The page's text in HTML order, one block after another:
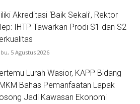
Akreditasi ‘Baik Sekali’, Rektor
IHTP Tawarkan Prodi S1 dan S2
5 Agustus 2026
Lurah Wasior, KAPP Bidang
Bahas Pemanfaatan Lapak
Jadi Kawasan Ekonomi